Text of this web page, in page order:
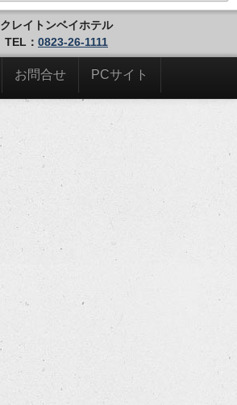
クレイトンベイホテル
TEL： 0823-26-1111
お問合せ PCサイト